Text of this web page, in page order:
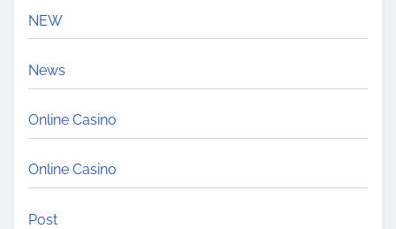
NEW
News
Online Casino
Online Casino
Post